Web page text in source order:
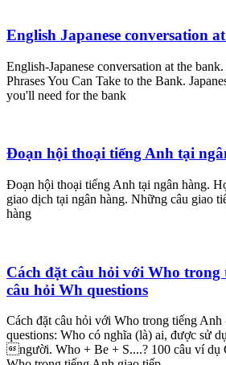
English Japanese conversation
English-Japanese conversation at the bank.
Phrases You Can Take to the Bank.
you'll need for the bank
Đoạn hội thoại tiếng Anh tại
Đoạn hội thoại tiếng Anh tại ngân hàng.
giao dịch tại ngân hàng. Những câu giao
hàng
Cách đặt câu hỏi với Who trong
câu hỏi Wh questions
Cách đặt câu hỏi với Who trong tiếng Anh
questions: Who có nghĩa (là) ai, được sử
người. Who + Be + S....? 100 câu ví dụ